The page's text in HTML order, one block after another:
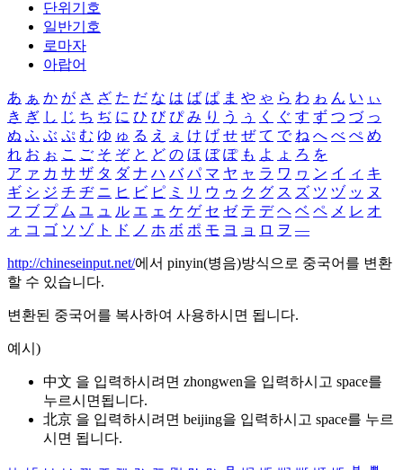
단위기호
일반기호
로마자
아랍어
あ ぁ か が さ ざ た だ な は ば ぱ ま や ゃ ら わ ゎ ん い ぃ
き ぎ し じ ち ぢ に ひ び ぴ み り う ぅ く ぐ す ず つ づ っ
ぬ ふ ぶ ぷ む ゆ ゅ る え ぇ け げ せ ぜ て で ね へ べ ぺ め
れ お ぉ こ ご そ ぞ と ど の ほ ぼ ぽ も よ ょ ろ を
ア ァ カ サ ザ タ ダ ナ ハ バ パ マ ヤ ャ ラ ワ ヮ ン イ ィ キ
ギ シ ジ チ ヂ ニ ヒ ビ ピ ミ リ ウ ゥ ク グ ス ズ ツ ヅ ッ ヌ
フ ブ プ ム ユ ュ ル エ ェ ケ ゲ セ ゼ テ デ ヘ ベ ペ メ レ オ
ォ コ ゴ ソ ゾ ト ド ノ ホ ボ ポ モ ヨ ョ ロ ヲ ―
http://chineseinput.net/에서 pinyin(병음)방식으로 중국어를 변환
할 수 있습니다.
변환된 중국어를 복사하여 사용하시면 됩니다.
예시)
中文 을 입력하시려면 zhongwen을 입력하시고 space를
누르시면됩니다.
北京 을 입력하시려면 beijing을 입력하시고 space를 누르
시면 됩니다.